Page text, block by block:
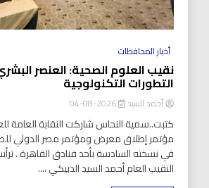
أخبار المحافظات
نقيب العلوم الصحية: العنصر
التطورات التكنولوجية
أحمد السيد 2026-08-04
كتبت..سمية النحاس شاركت النقابة العامة
مؤتمر إطلاق معرض ومؤتمر مصر الدولي
في نسخته السادسة بأحد فنادق القاهرة .
النقيب العام أحمد السيد الدبيكي ،...